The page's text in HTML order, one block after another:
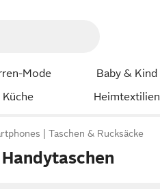
Mode Baby & Kind
Küche Heimtextilien
Taschen & Rucksäcke